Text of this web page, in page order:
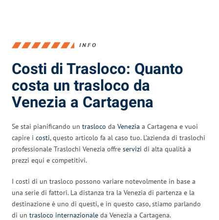
INFO
Costi di Trasloco: Quanto
costa un trasloco da
Venezia a Cartagena
Se stai pianificando un trasloco da Venezia a Cartagena e vuoi
capire i costi, questo articolo fa al caso tuo. L’azienda di traslochi
professionale Traslochi Venezia offre servizi di alta qualità a
prezzi equi e competitivi.
I costi di un trasloco possono variare notevolmente in base a
una serie di fattori. La distanza tra la Venezia di partenza e la
destinazione è uno di questi, e in questo caso, stiamo parlando
di un trasloco internazionale da Venezia a Cartagena.